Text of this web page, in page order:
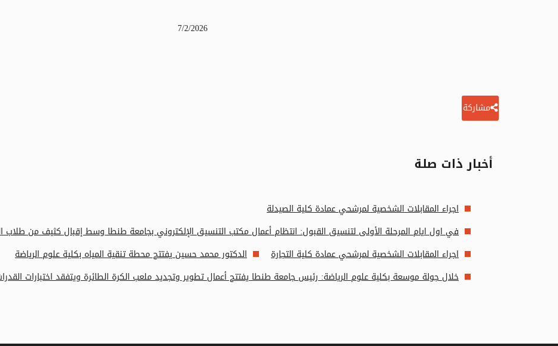
7/2/2026
مشاركة
أخبار ذات صلة
اجراء المقابلات الشخصية لمرشحي عمادة كلية الصيدلة
في اول ايام المرحلة الأولى لتنسيق القبول: انتظام أعمال مكتب التنسيق الإلكتروني بجامعة طنطا وسط إقبال كثيف من طلاب
اجراء المقابلات الشخصية لمرشحي عمادة كلية التجارة
الدكتور محمد حسين يفتتح محطة تنقية المياه بكلية علوم الرياضة
خلال جولة موسعة بكلية علوم الرياضة: رئيس جامعة طنطا يفتتح أعمال تطوير وتجديد ملعب الكرة الطائرة ويتفقد اختبارات